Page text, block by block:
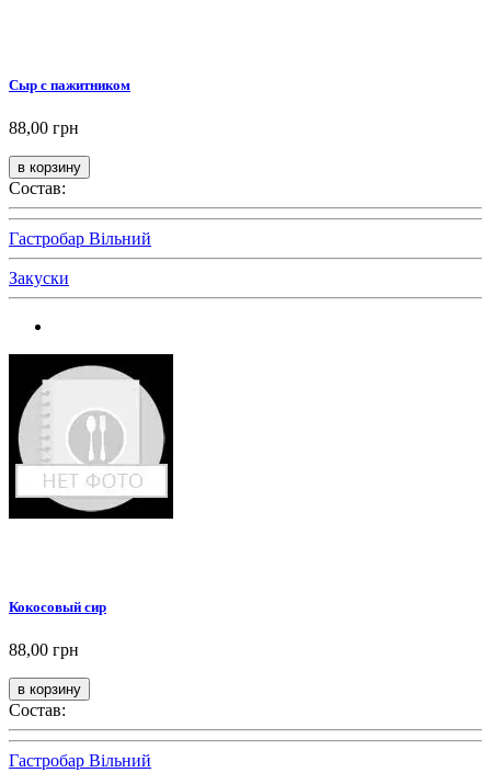
Сыр с пажитником
88,00 грн
Состав:
Гастробар Вільний
Закуски
Кокосовый сир
88,00 грн
Состав:
Гастробар Вільний